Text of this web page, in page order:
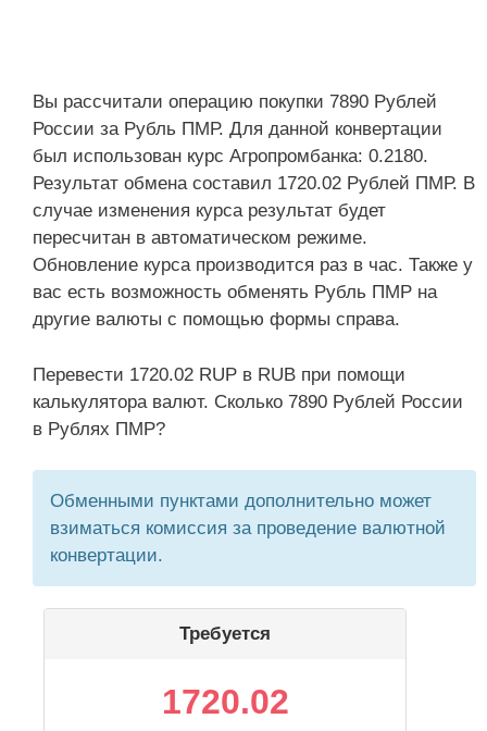
Вы рассчитали операцию покупки 7890 Рублей
России за Рубль ПМР. Для данной конвертации
был использован курс Агропромбанка: 0.2180.
Результат обмена составил 1720.02 Рублей ПМР. В
случае изменения курса результат будет
пересчитан в автоматическом режиме.
Обновление курса производится раз в час. Также у
вас есть возможность обменять Рубль ПМР на
другие валюты с помощью формы справа.
Перевести 1720.02 RUP в RUB при помощи
калькулятора валют. Сколько 7890 Рублей России
в Рублях ПМР?
Обменными пунктами дополнительно может
взиматься комиссия за проведение валютной
конвертации.
Требуется
1720.02